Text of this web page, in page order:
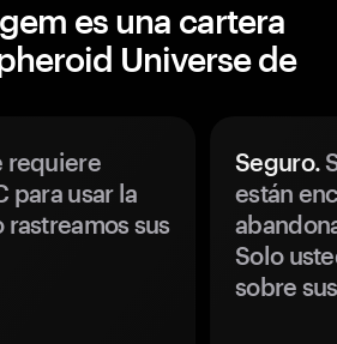
es una cartera
Universe de
requiere
para usar la
sus
Seguro.
están
Solo
sobre